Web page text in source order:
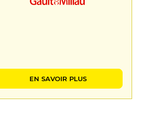
EN SAVOIR PLUS